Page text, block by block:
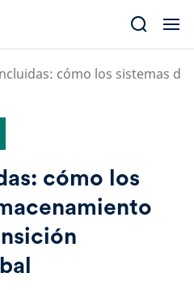
cómo los sistemas
cómo los